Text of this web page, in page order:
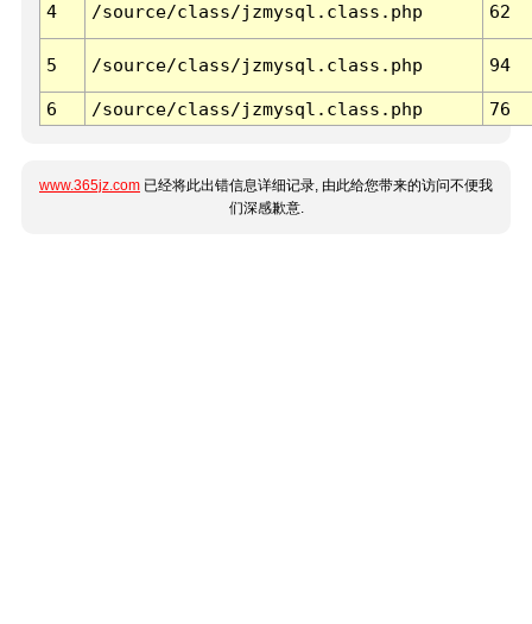
4 /source/class/jzmysql.class.php 62
5 /source/class/jzmysql.class.php 94
6 /source/class/jzmysql.class.php 76
www.365jz.com 已经将此出错信息详细记录, 由此给您带来的访问不便我
们深感歉意.